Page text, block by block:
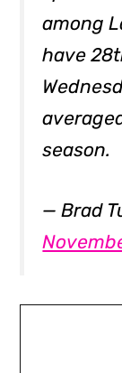
among
have
season.
— Brad